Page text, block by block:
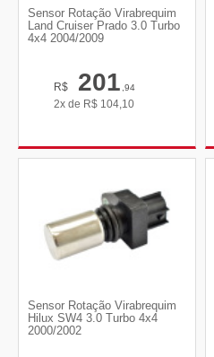
Sensor Rotação Virabrequim
Land Cruiser Prado 3.0 Turbo
4x4 2004/2009
R$ 201,94
2x de R$ 104,10
Sensor Rotação Virabrequim
Hilux SW4 3.0 Turbo 4x4
2000/2002